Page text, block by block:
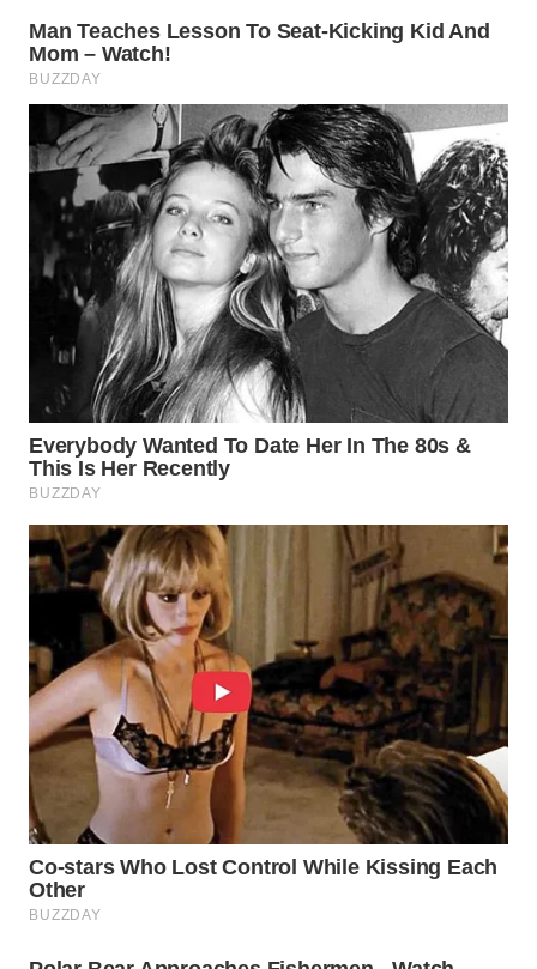
WN
KARO
WN
SIMALUNGUN
WN
LABUHANBATU
WN
TAPANULI
TENGAH
WN DELI
SERDANG
WN
TEBING
TINGGI
WN
PAKPAK
WN
KARAWANG
WN
BEKASI